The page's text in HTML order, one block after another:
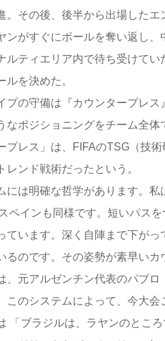
。その後、後半から出場した
ンがすぐにボールを奪い返し
ルティエリア内で待ち受けて
ルを決めた。
の守備は『カウンタープレス
なポジショニングをチーム全体
レス」は、FIFAのTSG（技
レンド戦術だったという。
には明確な哲学があります。
ペインも同様です。短いパス
ています。深く自陣まで下が
るのです。その姿勢が素早い
元アルゼンチン代表のパブロ
のシステムによって、今大会
「ブラジルは、ラヤンのとこ